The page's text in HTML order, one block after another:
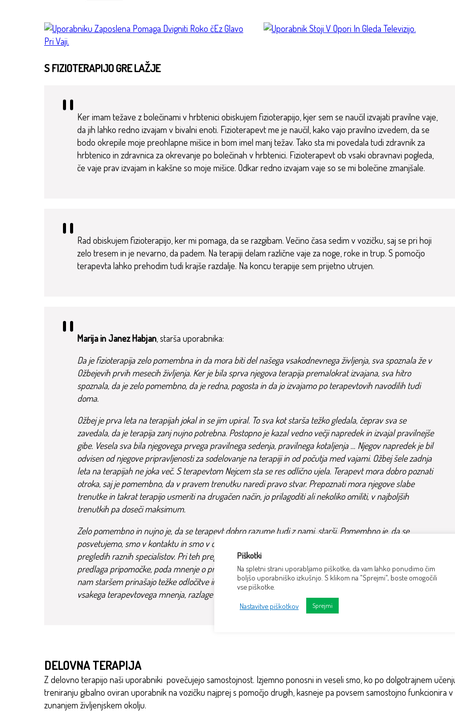
S FIZIOTERAPIJO GRE LAŽJE
Ker imam težave z bolečinami v hrbtenici obiskujem fizioterapijo, kjer sem se naučil izvajati pravilne vaje,
da jih lahko redno izvajam v bivalni enoti. Fizioterapevt me je naučil, kako vajo pravilno izvedem, da se
bodo okrepile moje preohlapne mišice in bom imel manj težav. Tako sta mi povedala tudi zdravnik za
hrbtenico in zdravnica za okrevanje po bolečinah v hrbtenici. Fizioterapevt ob vsaki obravnavi pogleda,
če vaje prav izvajam in kakšne so moje mišice. Odkar redno izvajam vaje so se mi bolečine zmanjšale.
Rad obiskujem fizioterapijo, ker mi pomaga, da se razgibam. Večino časa sedim v vozičku, saj se pri hoji
zelo tresem in je nevarno, da padem. Na terapiji delam različne vaje za noge, roke in trup. S pomočjo
terapevta lahko prehodim tudi krajše razdalje. Na koncu terapije sem prijetno utrujen.
Marija in Janez Habjan , starša uporabnika:
Da je fizioterapija zelo pomembna in da mora biti del našega vsakodnevnega življenja, sva spoznala že v
Ožbejevih prvih mesecih življenja. Ker je bila sprva njegova terapija premalokrat izvajana, sva hitro
spoznala, da je zelo pomembno, da je redna, pogosta in da jo izvajamo po terapevtovih navodilih tudi
doma.
Ožbej je prva leta na terapijah jokal in se jim upiral. To sva kot starša težko gledala, čeprav sva se
zavedala, da je terapija zanj nujno potrebna. Postopno je kazal vedno večji napredek in izvajal pravilnejše
gibe. Vesela sva bila njegovega prvega pravilnega sedenja, pravilnega kotaljenja … Njegov napredek je bil
odvisen od njegove pripravljenosti za sodelovanje na terapiji in od počutja med vajami. Ožbej šele zadnja
leta na terapijah ne joka več. S terapevtom Nejcem sta se res odlično ujela. Terapevt mora dobro poznati
otroka, saj je pomembno, da v pravem trenutku naredi pravo stvar. Prepoznati mora njegove slabe
trenutke in takrat terapijo usmeriti na drugačen način, jo prilagoditi ali nekoliko omiliti, v najboljših
trenutkih pa doseči maksimum.
Zelo pomembno in nujno je, da se terapevt dobro razume tudi z nami, starši. Pomembno je, da se
posvetujemo, smo v kontaktu in smo v dobrih odnosih. Veliko nama pomeni, da je lahko prisoten tudi pri
pregledih raznih specialistov. Pri teh pregledih fizioterapevt predstavi način in potek terapije, ki jo izvaja,
predlaga pripomočke, poda mnenje o predlaganih operacijskih posegih. Predlogi zdravnikov specialistov
nam staršem prinašajo težke odločitve in prav terapevtovo mnenje to olajša in nas pomiri. Res sva vesela
vsakega terapevtovega mnenja, razlage in utemeljitve.
DELOVNA TERAPIJA
Z delovno terapijo naši uporabniki povečujejo samostojnost. Izjemno ponosni in veseli smo, ko po dolgotrajnem
treniranju gibalno oviran uporabnik na vozičku najprej s pomočjo drugih, kasneje pa povsem samostojno funkcionira v
zunanjem življenjskem okolju.
Piškotki
Na spletni strani uporabljamo piškotke, da vam lahko ponudimo čim
boljšo uporabniško izkušnjo. S klikom na "Sprejmi", boste omogočili
vse piškotke.
Nastavitve piškotkov Sprejmi